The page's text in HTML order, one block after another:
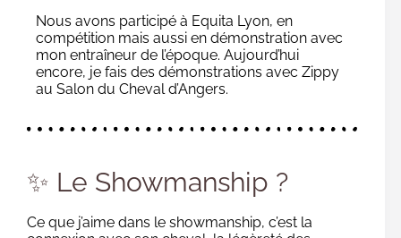
Nous avons participé à Equita Lyon, en
compétition mais aussi en démonstration avec
mon entraîneur de l’époque. Aujourd’hui
encore, je fais des démonstrations avec Zippy
au Salon du Cheval d’Angers.
✨ Le Showmanship ?
Ce que j’aime dans le showmanship, c’est la